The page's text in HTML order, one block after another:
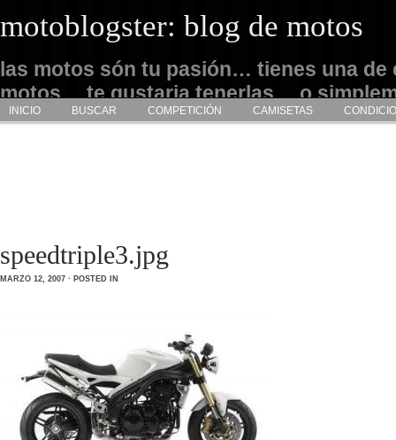
motoblogster: blog de motos
las motos són tu pasión… tienes una de
motos… te gustaria tenerlas… o
admirarlas… este es tu sitio
INICIO BUSCAR COMPETICIÓN CAMISETAS
speedtriple3.jpg
MARZO 12, 2007 · POSTED IN